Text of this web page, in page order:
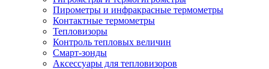
Пирометры и инфракрасные термометры
Контактные термометры
Тепловизоры
Контроль тепловых величин
Смарт-зонды
Аксессуары для тепловизоров